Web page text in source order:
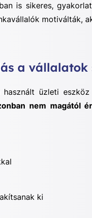
is sikeres,
motiválták,
a vállalatok
üzleti
nem magától
ki